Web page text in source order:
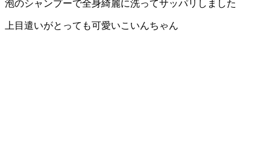
泡のシャンプーで全身綺麗に洗ってサッパリしました
上目遣いがとっても可愛いこいんちゃん